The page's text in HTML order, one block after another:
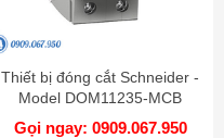
Thiết bị đóng cắt Schneider -
Model DOM11235-MCB
Gọi ngay: 0909.067.950